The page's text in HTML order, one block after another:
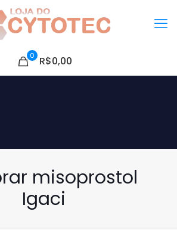
0 R$0,00
misoprostol
Igaci